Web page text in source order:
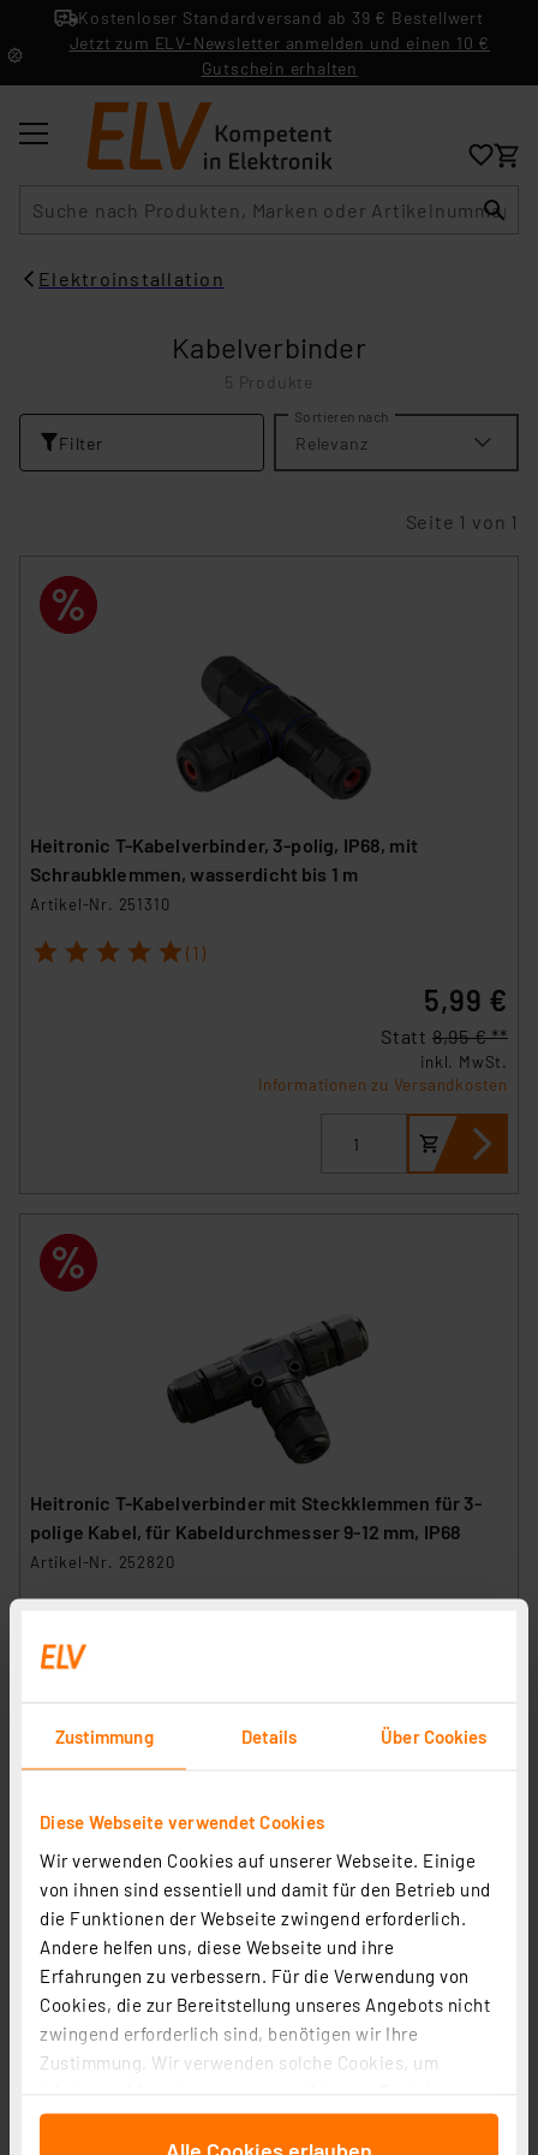
Zustimmung Details Über Cookies
Diese Webseite verwendet Cookies
Wir verwenden Cookies auf unserer Webseite. Einige
von ihnen sind essentiell und damit für den Betrieb und
die Funktionen der Webseite zwingend erforderlich.
Andere helfen uns, diese Webseite und ihre
Erfahrungen zu verbessern. Für die Verwendung von
Cookies, die zur Bereitstellung unseres Angebots nicht
zwingend erforderlich sind, benötigen wir Ihre
Zustimmung. Wir verwenden solche Cookies, um
für soziale Medien anbieten zu können und die Zugriffe
auf unsere Website zu analysieren. Außerdem geben
Alle Cookies erlauben
Kostenloser Standardversand ab 39 € Bestellwert
Jetzt zum ELV-Newsletter anmelden und einen 10 €
Gutschein erhalten
Elektroinstallation
Kabelverbinder
5 Produkte
Filter
Sortieren nach
Relevanz
Seite 1 von 1
Heitronic T-Kabelverbinder, 3-polig, IP68, mit
Schraubklemmen, wasserdicht bis 1 m
Artikel-Nr. 251310
1 2 3 4 5 (1)
5,99 €
Statt 8,95 € **
inkl. MwSt.
Informationen zu Versandkosten
Heitronic T-Kabelverbinder mit Steckklemmen für 3-
polige Kabel, für Kabeldurchmesser 9-12 mm, IP68
Artikel-Nr. 252820
1 2 3 4 5
Informationen zu Versandkosten
Kupplung, 3-polig mit Kupplungsstecker, IP68
Artikel-Nr. 258208